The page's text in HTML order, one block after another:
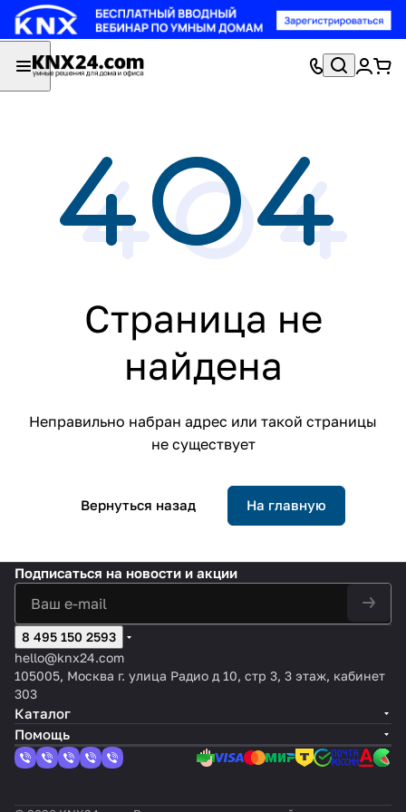
Страница не
найдена
Неправильно набран адрес или такой страницы
не существует
Вернуться назад На главную
Подписаться на новости и акции
8 495 150 2593
hello@knx24.com
105005, Москва г. улица Радио д 10, стр 3, 3 этаж, кабинет
303
Каталог
Помощь